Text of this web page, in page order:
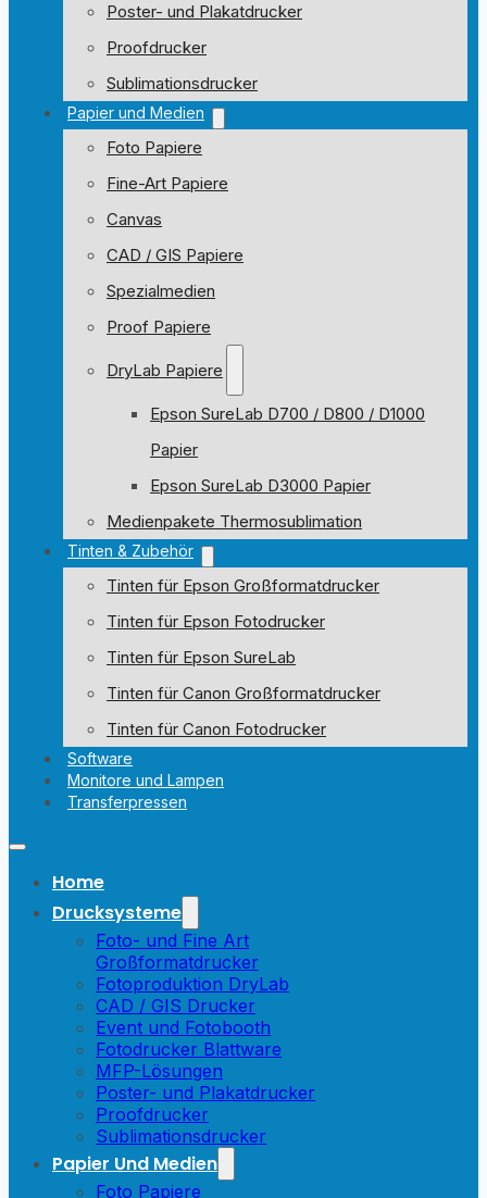
Poster- und Plakatdrucker
Proofdrucker
Sublimationsdrucker
Papier und Medien
Foto Papiere
Fine-Art Papiere
Canvas
CAD / GIS Papiere
Spezialmedien
Proof Papiere
DryLab Papiere
Epson SureLab D700 / D800 / D1000
Papier
Epson SureLab D3000 Papier
Medienpakete Thermosublimation
Tinten & Zubehör
Tinten für Epson Großformatdrucker
Tinten für Epson Fotodrucker
Tinten für Epson SureLab
Tinten für Canon Großformatdrucker
Tinten für Canon Fotodrucker
Software
Monitore und Lampen
Transferpressen
Home
Drucksysteme
Foto- und Fine Art
Großformatdrucker
Fotoproduktion DryLab
CAD / GIS Drucker
Event und Fotobooth
Fotodrucker Blattware
MFP-Lösungen
Poster- und Plakatdrucker
Proofdrucker
Sublimationsdrucker
Papier Und Medien
Foto Papiere